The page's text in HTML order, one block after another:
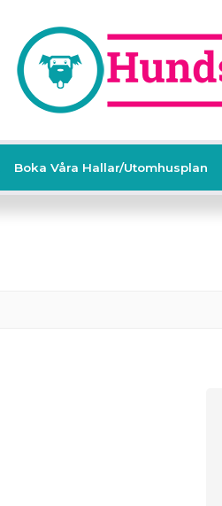
Boka Våra Hallar/Utomhusplan